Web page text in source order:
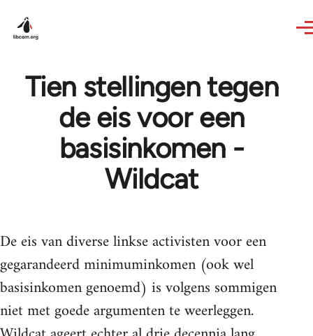
Tien stellingen tegen
de eis voor een
basisinkomen -
Wildcat
De eis van diverse linkse activisten voor een
gegarandeerd minimuminkomen (ook wel
basisinkomen genoemd) is volgens sommigen
niet met goede argumenten te weerleggen.